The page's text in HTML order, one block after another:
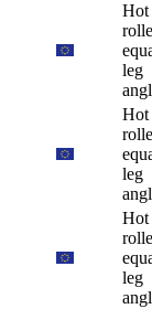
Hot
leg
Hot
leg
Hot
leg